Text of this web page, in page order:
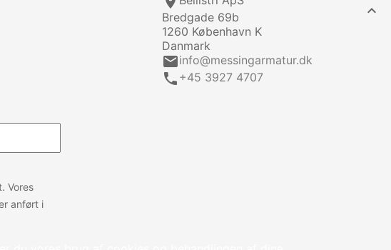

Bredgade 69b
1260 København K
Danmark
emailinfo@messingarmatur.dk
call +45 3927 4707
Vores
anført i